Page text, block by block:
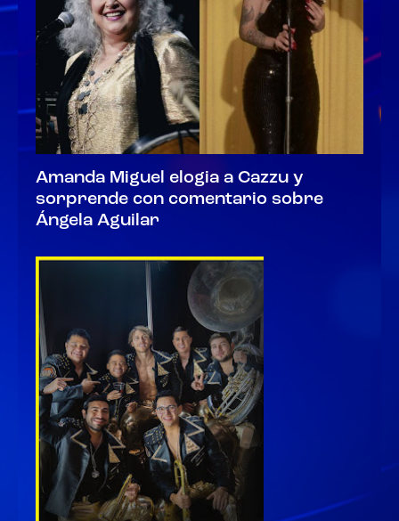
Amanda Miguel elogia a Cazzu y
sorprende con comentario sobre
Ángela Aguilar